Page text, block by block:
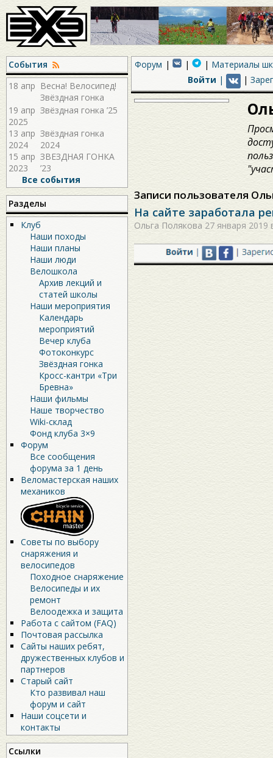
События
18 апр Весна! Велосипед!
Звёздная гонка
2026!
19 апр
2025
Звёздная гонка ’25
13 апр
2024
Звёздная гонка
2024
15 апр
2023
ЗВЕЗДНАЯ ГОНКА
’23
Все события
Разделы
Клуб
Наши походы
Наши планы
Наши люди
Велошкола
Архив лекций и
статей школы
Наши мероприятия
Календарь
мероприятий
Вечер клуба
Фотоконкурс
Звёздная гонка
Кросс-кантри «Три
Бревна»
Наши фильмы
Наше творчество
Wiki-склад
Фонд клуба 3×9
Форум
Все сообщения
форума за 1 день
Веломастерская наших
механиков
Советы по выбору
снаряжения и
велосипедов
Походное снаряжение
Велосипеды и их
ремонт
Велоодежка и защита
Работа с сайтом (FAQ)
Почтовая рассылка
Сайты наших ребят,
дружественных клубов и
партнеров
Старый сайт
Кто развивал наш
форум и сайт
Наши соцсети и
контакты
Ссылки
Форум
Материалы
Войти | |
Записи пользователя
На сайте заработала
Ольга Полякова 27 января 2019